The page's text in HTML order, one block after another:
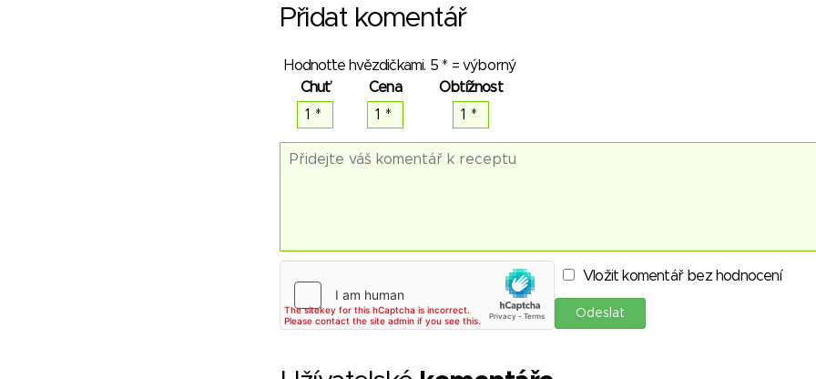
Přidat komentář
Hodnoťte hvězdičkami. 5 * = výborný
Chuť
Cena Obtížnost
Vložit komentář bez hodnocení